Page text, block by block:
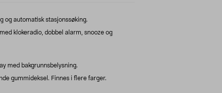
automatisk stasjonssøking.
klokeradio, dobbel alarm, snooze og
med bakgrunnsbelysning.
gummideksel. Finnes i flere farger.